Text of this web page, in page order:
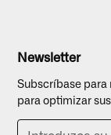
Newsletter
Subscríbase
para optimizar